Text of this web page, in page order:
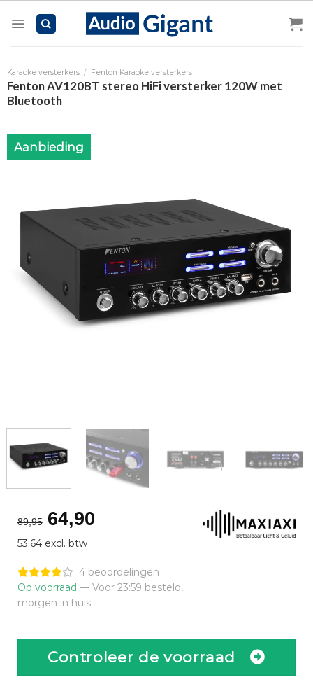
Karaoke versterkers / Fenton Karaoke versterkers
Fenton AV120BT stereo HiFi versterker 120W met
Bluetooth
Aanbieding
89,95 Oorspronkelijke
prijs
was:
€89,95.
64,90Huidige
€64,90.
53.64 excl. btw
4 beoordelingen
Op voorraad — Voor 23:59 besteld,
morgen in huis
Controleer de voorraad